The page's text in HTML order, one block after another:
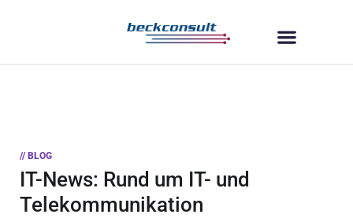
// BLOG
IT-News: Rund um IT- und
Telekommunikation